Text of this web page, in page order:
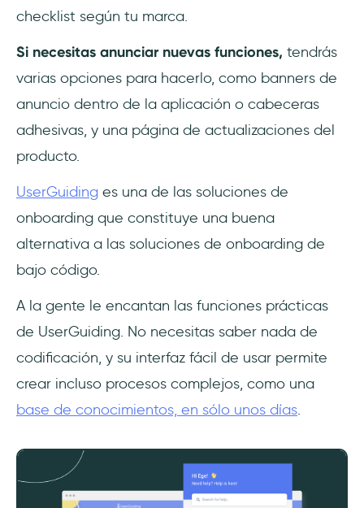
checklist según tu marca.
Si necesitas anunciar nuevas funciones, tendrás
varias opciones para hacerlo, como banners de
anuncio dentro de la aplicación o cabeceras
adhesivas, y una página de actualizaciones del
producto.
UserGuiding es una de las soluciones de
onboarding que constituye una buena
alternativa a las soluciones de onboarding de
bajo código.
A la gente le encantan las funciones prácticas
de UserGuiding. No necesitas saber nada de
codificación, y su interfaz fácil de usar permite
crear incluso procesos complejos, como una
base de conocimientos, en sólo unos días.